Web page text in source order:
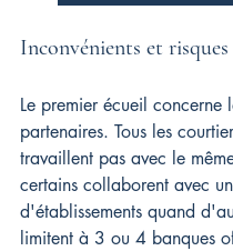
Inconvénients et
Le premier écueil concerne
partenaires. Tous les
travaillent pas avec le
certains collaborent avec
d'établissements quand
limitent à 3 ou 4 banques